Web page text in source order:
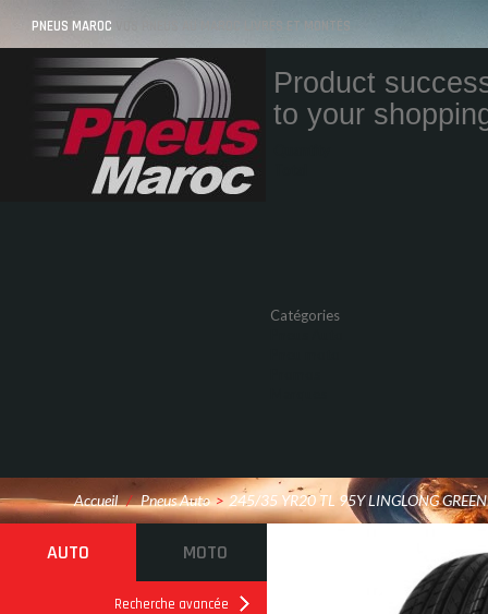
PNEUS MAROC VOS PNEUS AU MAROC LIVRÉS ET MONTÉS
Product
to your
Catégories
Accueil / Pneus Auto > 245/35 YR20 TL 95Y LINGLONG
AUTO MOTO
Recherche avancée